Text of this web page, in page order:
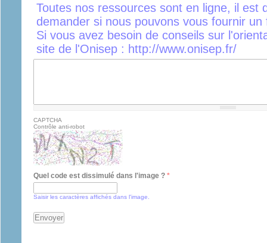
Toutes nos ressources sont en ligne, il est
demander si nous pouvons vous fournir
Si vous avez besoin de conseils sur
site de l'Onisep : http://www.onisep.fr/
CAPTCHA
Contrôle anti-robot
Quel code est dissimulé dans l'image ? *
Saisir les caractères affichés dans l'image.